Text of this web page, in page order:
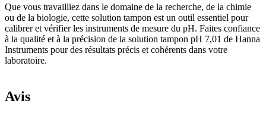
Que vous travailliez dans le domaine de la recherche, de la chimie
ou de la biologie, cette solution tampon est un outil essentiel pour
calibrer et vérifier les instruments de mesure du pH. Faites confiance
à la qualité et à la précision de la solution tampon pH 7,01 de Hanna
Instruments pour des résultats précis et cohérents dans votre
laboratoire.
Avis